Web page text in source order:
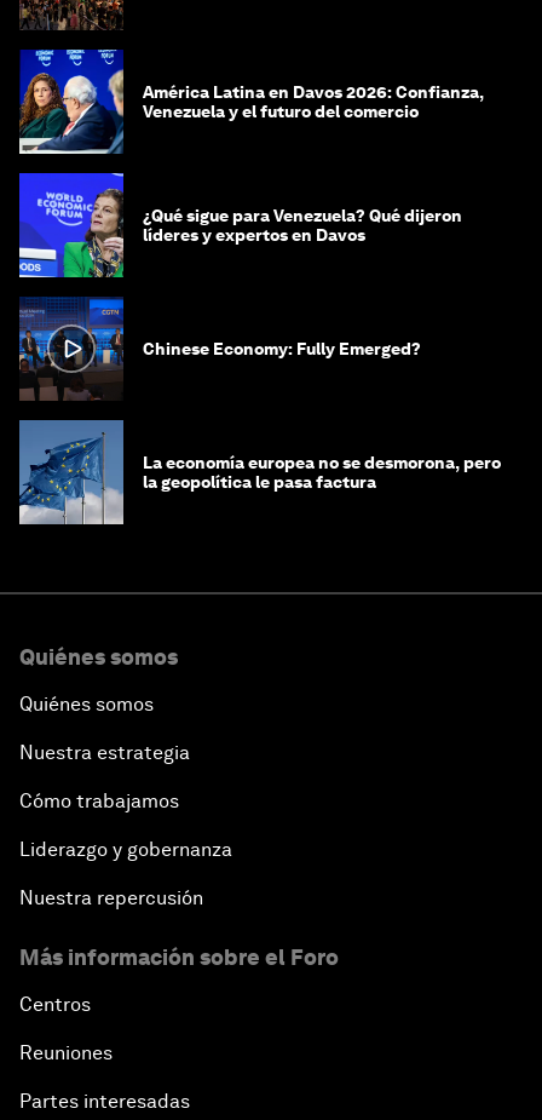
América Latina en Davos 2026: Confianza,
Venezuela y el futuro del comercio
¿Qué sigue para Venezuela? Qué dijeron
líderes y expertos en Davos
Chinese Economy: Fully Emerged?
La economía europea no se desmorona, pero
la geopolítica le pasa factura
Quiénes somos
Quiénes somos
Nuestra estrategia
Cómo trabajamos
Liderazgo y gobernanza
Nuestra repercusión
Más información sobre el Foro
Centros
Reuniones
Partes interesadas